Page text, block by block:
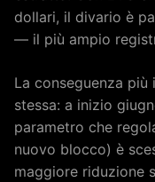
dollari, il divario è
— il più ampio
La conseguenza
stessa: a inizio
parametro che
nuovo blocco) è
maggiore riduzione